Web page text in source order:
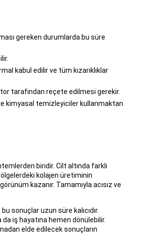
gereken durumlarda bu süre
kabul edilir ve tüm kızarıklıklar
tarafından reçete edilmesi gerekir.
kimyasal temizleyiciler kullanmaktan
biridir. Cilt altında farklı
kolajen üretiminin
kazanır. Tamamıyla acısız ve
sonuçlar uzun süre kalıcıdır.
iş hayatına hemen dönülebilir.
elde edilecek sonuçların